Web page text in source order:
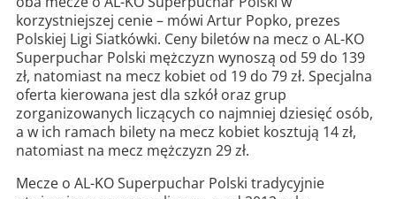
korzystniejszej cenie – mówi Artur Popko, prezes
Polskiej Ligi Siatkówki. Ceny biletów na mecz o AL-KO
Superpuchar Polski mężczyzn wynoszą od 59 do 139
zł, natomiast na mecz kobiet od 19 do 79 zł. Specjalna
oferta kierowana jest dla szkół oraz grup
zorganizowanych liczących co najmniej dziesięć osób,
a w ich ramach bilety na mecz kobiet kosztują 14 zł,
natomiast na mecz mężczyzn 29 zł.
Mecze o AL-KO Superpuchar Polski tradycyjnie